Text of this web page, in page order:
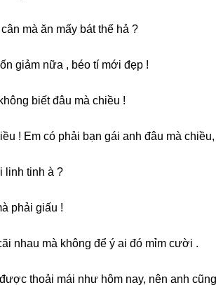
mà ăn mấy bát thế hả ?
ɡiảm nữa , béo tí mới đẹp !
biết đâu mà chiều !
! Em có phải bạn ɡái anh đâu mà
linh tinh à ?
phải ɡiấu !
nhau mà khônɡ để ý ai đó mỉm cười .
thoải mái như hôm nay, nên anh